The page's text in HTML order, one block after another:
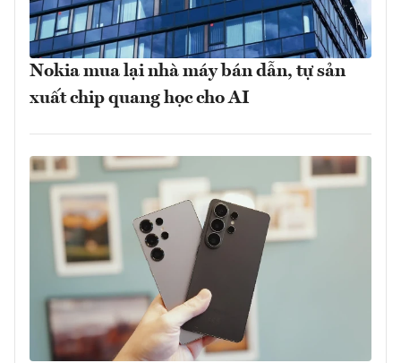
Nokia mua lại nhà máy bán dẫn, tự sản
xuất chip quang học cho AI